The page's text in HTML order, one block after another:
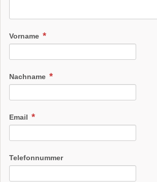
Vorname
Nachname
Email
Telefonnummer